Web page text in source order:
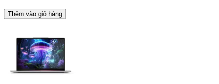
Thêm vào giỏ hàng